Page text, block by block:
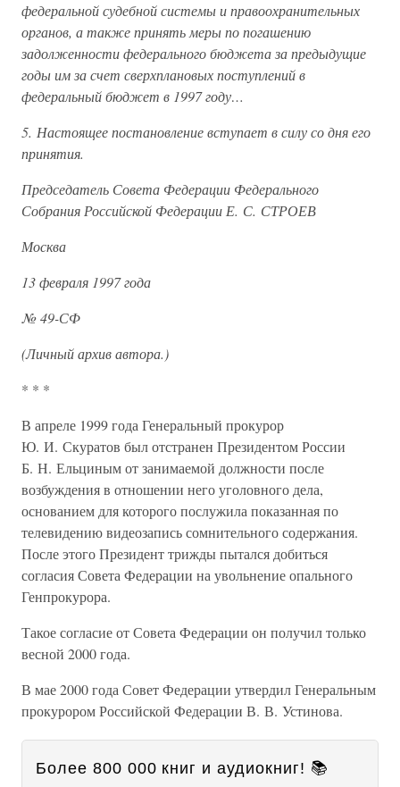
федеральной судебной системы и правоохранительных
органов, а также принять меры по погашению
задолженности федерального бюджета за предыдущие
годы им за счет сверхплановых поступлений в
федеральный бюджет в 1997 году…
5. Настоящее постановление вступает в силу со дня его
принятия.
Председатель Совета Федерации Федерального
Собрания Российской Федерации Е. С. СТРОЕВ
Москва
13 февраля 1997 года
№ 49-СФ
(Личный архив автора.)
* * *
В апреле 1999 года Генеральный прокурор
Ю. И. Скуратов был отстранен Президентом России
Б. Н. Ельциным от занимаемой должности после
возбуждения в отношении него уголовного дела,
основанием для которого послужила показанная по
телевидению видеозапись сомнительного содержания.
После этого Президент трижды пытался добиться
согласия Совета Федерации на увольнение опального
Генпрокурора.
Такое согласие от Совета Федерации он получил только
весной 2000 года.
В мае 2000 года Совет Федерации утвердил Генеральным
прокурором Российской Федерации В. В. Устинова.
Более 800 000 книг и аудиокниг! 📚